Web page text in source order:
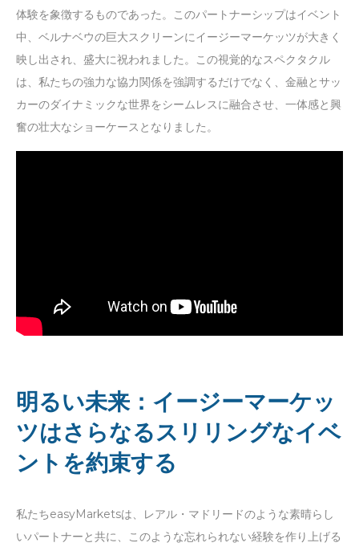
体験を象徴するものであった。このパートナーシップはイベント
中、ベルナベウの巨大スクリーンにイージーマーケッツが大きく
映し出され、盛大に祝われました。この視覚的なスペクタクル
は、私たちの強力な協力関係を強調するだけでなく、金融とサッ
カーのダイナミックな世界をシームレスに融合させ、一体感と興
奮の壮大なショーケースとなりました。
明るい未来：イージーマーケッ
ツはさらなるスリリングなイベ
ントを約束する
私たちeasyMarketsは、レアル・マドリードのような素晴らし
いパートナーと共に、このような忘れられない経験を作り上げる